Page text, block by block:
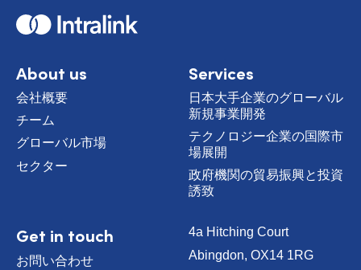
H
o
About us
会社概要
チーム
グローバル市場
セクター
Services
日本大手企業のグローバル
新規事業開発
テクノロジー企業の国際市
場展開
政府機関の貿易振興と投資
誘致
Get in touch
お問い合わせ
4a Hitching Court
Abingdon, OX14 1RG